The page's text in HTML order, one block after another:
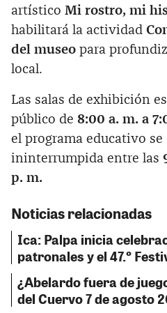
artístico Mi rostro, mi
habilitará la actividad
del museo para
local.
Las salas de exhibición
público de 8:00 a. m. a
el programa educativo
ininterrumpida entre las
p. m.
Noticias relacionadas
Ica: Palpa inicia
patronales y el 47.º
¿Abelardo fuera de
del Cuervo 7 de agosto